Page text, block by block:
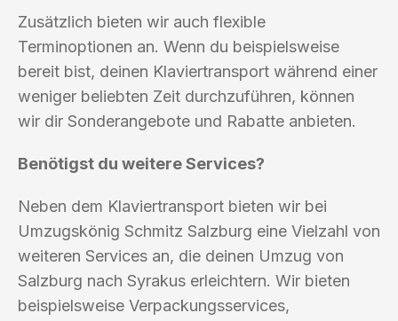
Zusätzlich bieten wir auch flexible
Terminoptionen an. Wenn du beispielsweise
bereit bist, deinen Klaviertransport während einer
weniger beliebten Zeit durchzuführen, können
wir dir Sonderangebote und Rabatte anbieten.
Benötigst du weitere Services?
Neben dem Klaviertransport bieten wir bei
Umzugskönig Schmitz Salzburg eine Vielzahl von
weiteren Services an, die deinen Umzug von
Salzburg nach Syrakus erleichtern. Wir bieten
beispielsweise Verpackungsservices,